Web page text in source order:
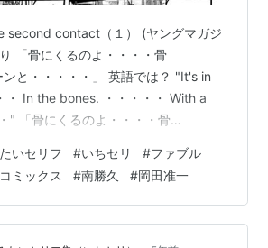
second contact（１） (ヤングマガジ
「骨にくるのよ・・・・骨
ンと・・・・・」 英語では？ "It's in
・ In the bones. ・・・・・ With a
" 「骨にくるのよ・・・・骨
） (ヤングマガジンコミックス) より
骨棘 加齢や運動量多いと 2019年、
えた南勝久作「ザ・ファブル」が、
増して、堂々の大帰還でござ…
いセリフ #いちセリ #ファブル
ミックス #南勝久 #岡田准一